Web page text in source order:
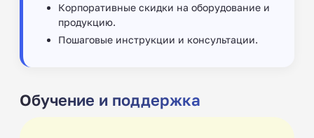
Корпоративные скидки на оборудование и
продукцию.
Пошаговые инструкции и консультации.
Обучение и поддержка